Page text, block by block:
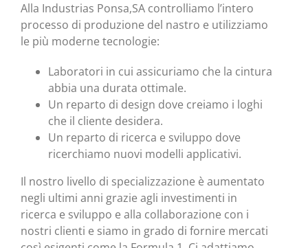
Alla Industrias Ponsa,SA controlliamo l’intero
processo di produzione del nastro e utilizziamo
le più moderne tecnologie:
Laboratori in cui assicuriamo che la cintura
abbia una durata ottimale.
Un reparto di design dove creiamo i loghi
che il cliente desidera.
Un reparto di ricerca e sviluppo dove
ricerchiamo nuovi modelli applicativi.
Il nostro livello di specializzazione è aumentato
negli ultimi anni grazie agli investimenti in
ricerca e sviluppo e alla collaborazione con i
nostri clienti e siamo in grado di fornire mercati